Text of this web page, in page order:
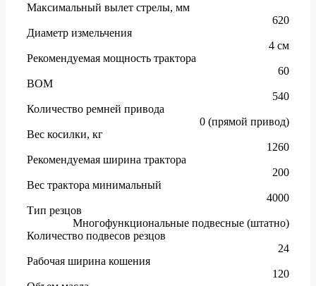
Максимальный вылет стрелы, мм
620
Диаметр измельчения
4 см
Рекомендуемая мощность трактора
60
ВОМ
540
Количество ремней привода
0 (прямой привод)
Вес косилки, кг
1260
Рекомендуемая ширина трактора
200
Вес трактора минимальный
4000
Тип резцов
Многофункциональные подвесные (штатно)
Количество подвесов резцов
24
Рабочая ширина кошения
120